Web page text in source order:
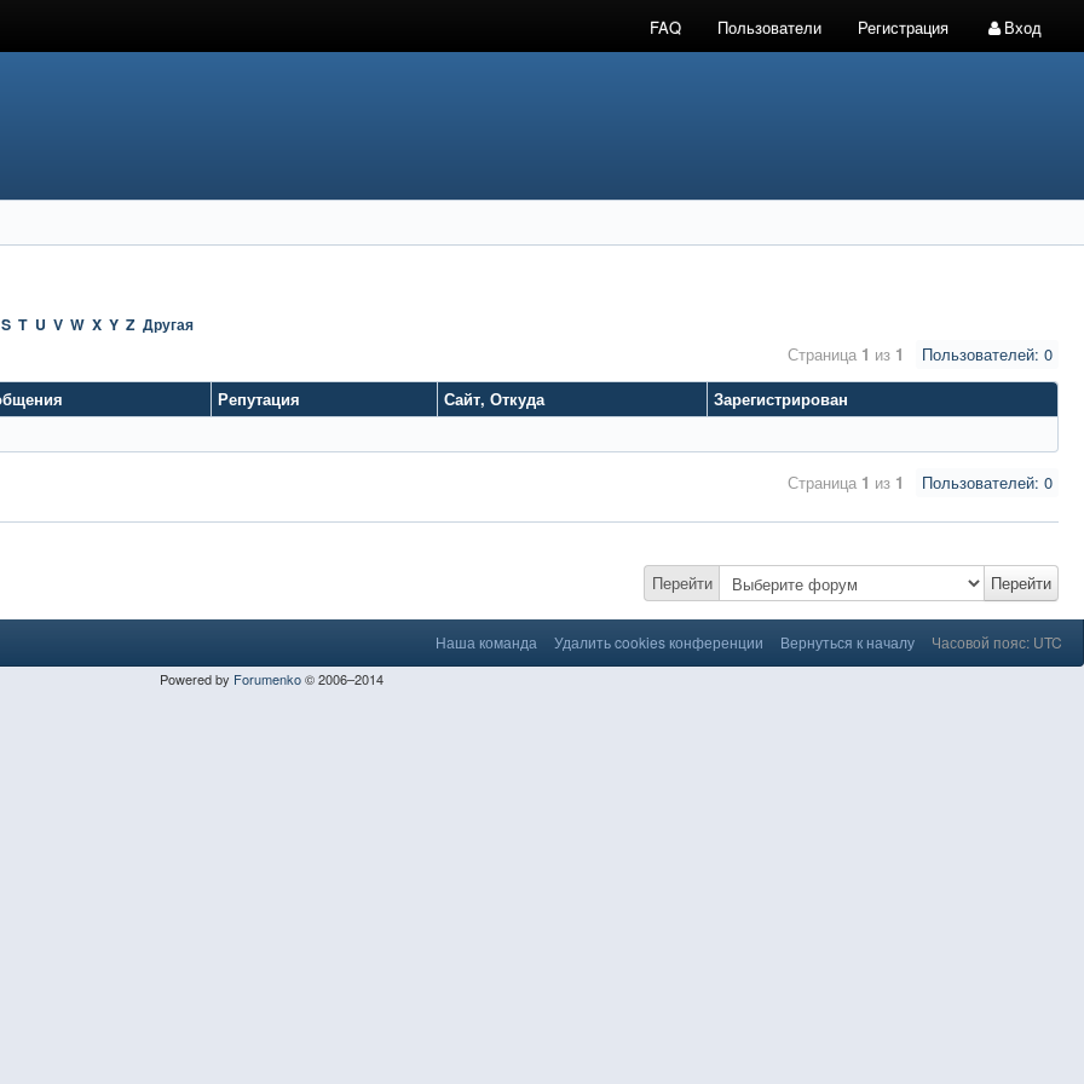
FAQ Пользователи Регистрация Вход
S T U V W X Y Z Другая
Пользователей: 0
Страница 1 из 1
Репутация Сайт, Откуда
Зарегистрирован
Пользователей: 0
Страница 1 из 1
Перейти Перейти
Наша команда Удалить cookies конференции Вернуться к началу Часовой пояс: UTC
Powered by Forumenko© 2006–2014